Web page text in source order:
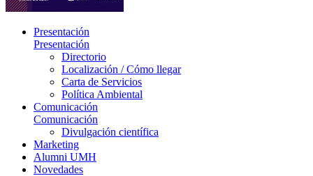
Presentación
Presentación
Directorio
Localización / Cómo llegar
Carta de Servicios
Política Ambiental
Comunicación
Comunicación
Divulgación científica
Marketing
Alumni UMH
Novedades